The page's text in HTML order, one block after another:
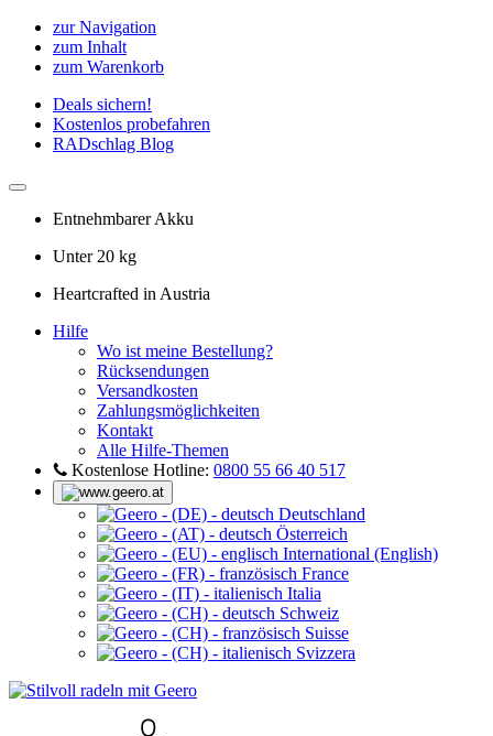
zur Navigation
zum Inhalt
zum Warenkorb
Deals sichern!
Kostenlos probefahren
RADschlag Blog
Entnehmbarer Akku
Unter 20 kg
Heartcrafted in Austria
Hilfe
Wo ist meine Bestellung?
Rücksendungen
Versandkosten
Zahlungsmöglichkeiten
Kontakt
Alle Hilfe-Themen
Kostenlose Hotline: 0800 55 66 40 517
Deutschland
Österreich
International (English)
France
Italia
Schweiz
Suisse
Svizzera